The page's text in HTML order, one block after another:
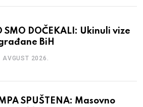
SMO DOČEKALI: Ukinuli vize
BiH
AVGUST 2026.
SPUŠTENA: Masovno